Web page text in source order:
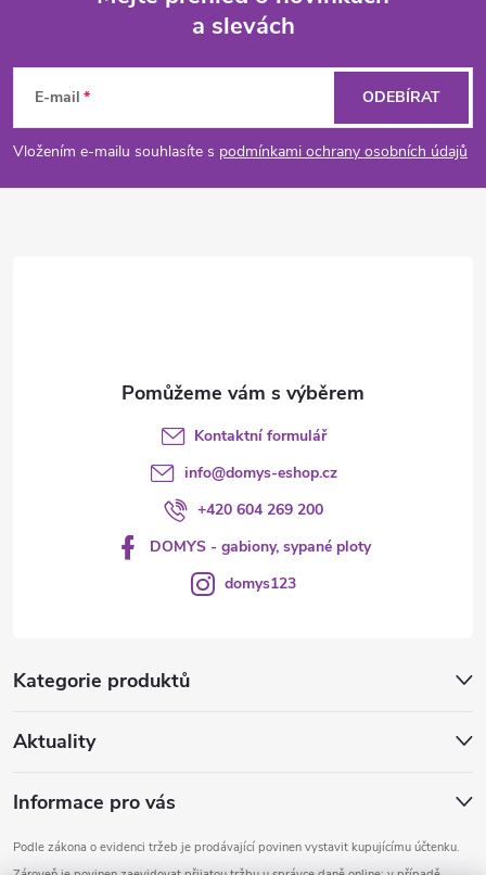
p
a
a slevách
E-mail
Vložením e-mailu souhlasíte s podmínkami ochrany osobních údajů
ODEBÍRAT
Kategorie produktů
Aktuality
Informace pro vás
Podle zákona o evidenci tržeb je prodávající povinen vystavit kupujícímu účtenku.
Kontaktní formulář
info@domys-eshop.cz
+420 604 269 200
DOMYS - gabiony, sypané ploty
domys123